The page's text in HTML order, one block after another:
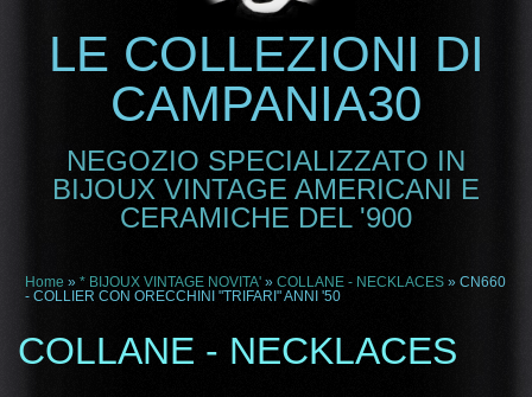
LE COLLEZIONI DI
CAMPANIA30
NEGOZIO SPECIALIZZATO IN
BIJOUX VINTAGE AMERICANI E
CERAMICHE DEL '900
Home » * BIJOUX VINTAGE NOVITA' » COLLANE - NECKLACES » CN660
- COLLIER CON ORECCHINI "TRIFARI" ANNI '50
COLLANE - NECKLACES